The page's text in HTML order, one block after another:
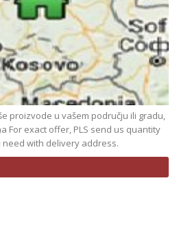
proizvode u vašem području ili gradu,
For exact offer, PLS send us quantity
with delivery address.